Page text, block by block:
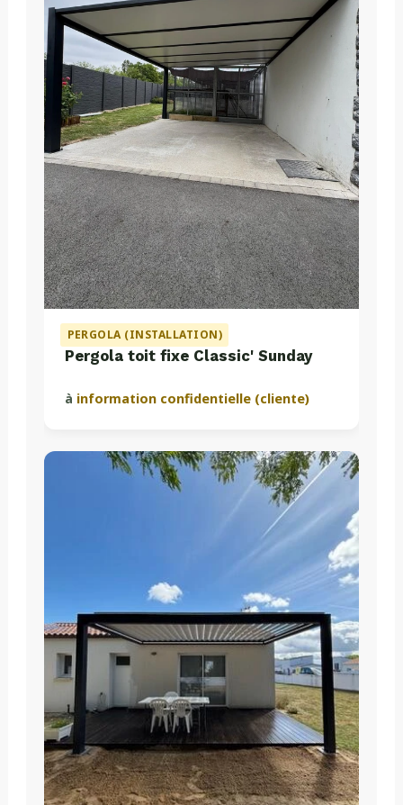
PERGOLA (INSTALLATION)
Pergola toit fixe Classic' Sunday
à information confidentielle (cliente)